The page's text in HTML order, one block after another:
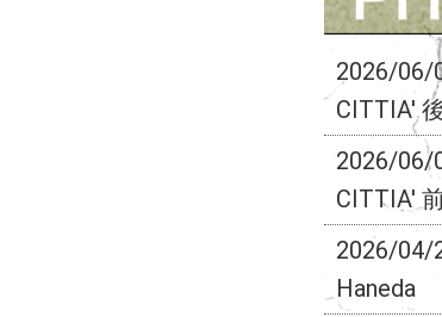
2026/06/
CITTIA'
2026/06/
CITTIA'
2026/04/
Haneda